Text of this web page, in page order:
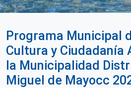
Programa Municipal
Cultura y Ciudadanía
la Municipalidad
Miguel de Mayocc